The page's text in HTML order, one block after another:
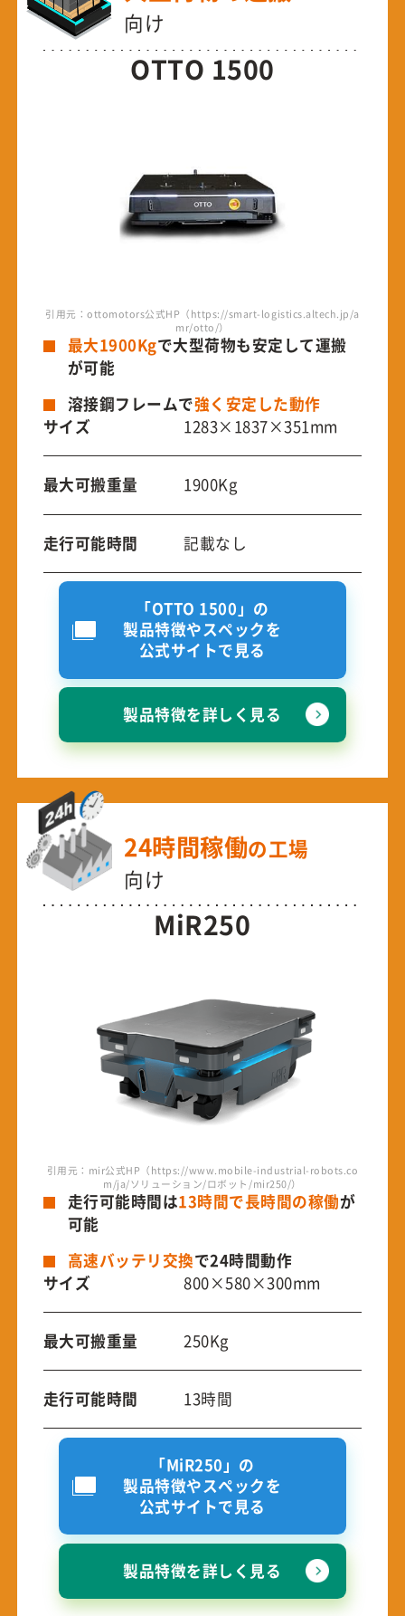
向け
OTTO 1500
引用元：ottomotors公式HP（https://smart-logistics.altech.jp/a
mr/otto/）
最大1900Kgで大型荷物も安定して運搬
が可能
溶接鋼フレームで強く安定した動作
サイズ
1283×1837×351mm
最大可搬重量 1900Kg
走行可能時間 記載なし
「OTTO 1500」の
製品特徴やスペックを
公式サイトで見る
製品特徴を詳しく見る
24時間稼働の工場
向け
MiR250
引用元：mir公式HP（https://www.mobile-industrial-robots.co
m/ja/ソリューション/ロボット/mir250/）
走行可能時間は13時間で長時間の稼働が
可能
高速バッテリ交換で24時間動作
サイズ
800×580×300mm
最大可搬重量 250Kg
走行可能時間 13時間
「MiR250」の
製品特徴やスペックを
公式サイトで見る
製品特徴を詳しく見る